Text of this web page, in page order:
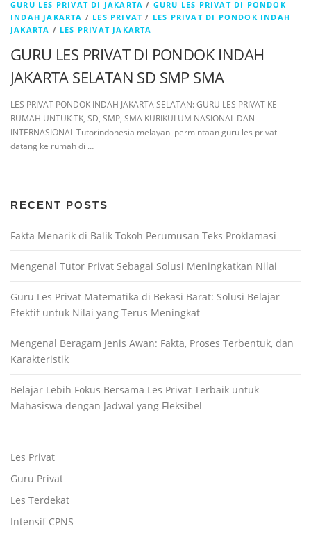
GURU LES PRIVAT DI JAKARTA / GURU LES PRIVAT DI PONDOK
INDAH JAKARTA / LES PRIVAT / LES PRIVAT DI PONDOK INDAH
JAKARTA / LES PRIVAT JAKARTA
GURU LES PRIVAT DI PONDOK INDAH
JAKARTA SELATAN SD SMP SMA
LES PRIVAT PONDOK INDAH JAKARTA SELATAN: GURU LES PRIVAT KE
RUMAH UNTUK TK, SD, SMP, SMA KURIKULUM NASIONAL DAN
INTERNASIONAL Tutorindonesia melayani permintaan guru les privat
datang ke rumah di …
RECENT POSTS
Fakta Menarik di Balik Tokoh Perumusan Teks Proklamasi
Mengenal Tutor Privat Sebagai Solusi Meningkatkan Nilai
Guru Les Privat Matematika di Bekasi Barat: Solusi Belajar
Efektif untuk Nilai yang Terus Meningkat
Mengenal Beragam Jenis Awan: Fakta, Proses Terbentuk, dan
Karakteristik
Belajar Lebih Fokus Bersama Les Privat Terbaik untuk
Mahasiswa dengan Jadwal yang Fleksibel
Les Privat
Guru Privat
Les Terdekat
Intensif CPNS